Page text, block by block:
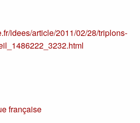
idees/article/2011/02/28/triplons-
française